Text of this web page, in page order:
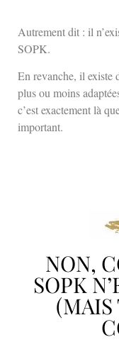
Autrement dit : il
SOPK.
En revanche, il existe
plus ou moins
c’est exactement là
important.
NON,
SOPK
(MAIS